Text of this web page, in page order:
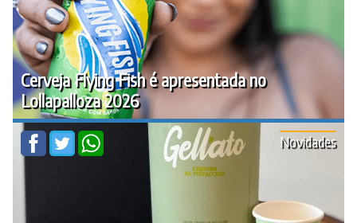
Cerveja Flying Fish é apresentada no
Lollapalloza 2026
Novidades